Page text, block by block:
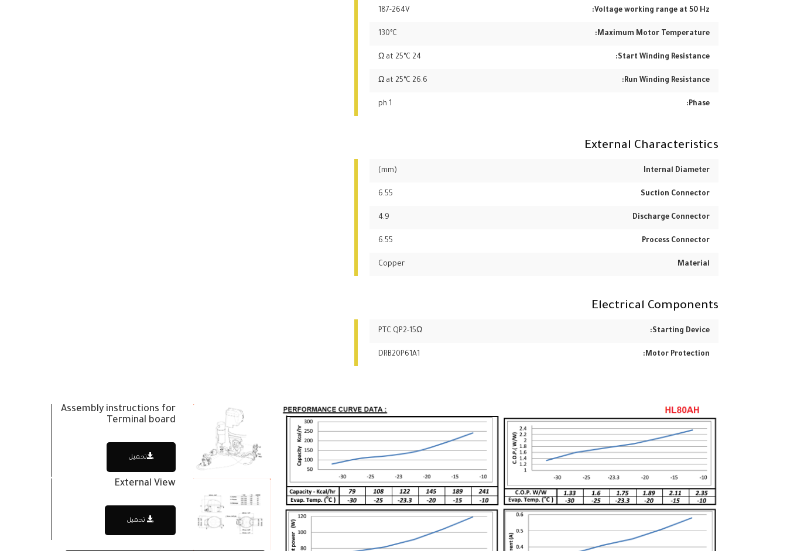
Voltage working range at 50 Hz:
187-264V
Maximum Motor Temperature:
130°C
Start Winding Resistance:
24 Ω at 25°C
Run Winding Resistance:
26.6 Ω at 25°C
Phase:
1 ph
External Characteristics
Internal Diameter
(mm)
Suction Connector
6.55
Discharge Connector
4.9
Process Connector
6.55
Material
Copper
Electrical Components
Starting Device:
PTC QP2-15Ω
Motor Protection:
DRB20P61A1
Assembly instructions for
Terminal board
تحميل
External View
تحميل